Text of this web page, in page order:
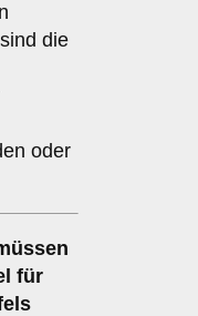
die
oder
für